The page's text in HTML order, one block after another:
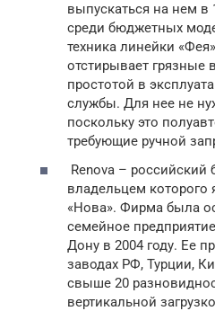
выпускаться на нем в
среди бюджетных
техника линейки
отстирывает грязные
простотой в
службы. Для нее не
поскольку это
требующие ручной
Renova – российский
владельцем которого
«Нова». Фирма была
семейное
Дону в 2004 году. Ее
заводах РФ, Турции,
свыше 20
вертикальной